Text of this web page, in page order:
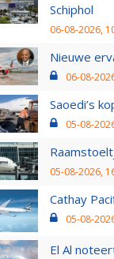
Schiphol
06-08-2026,
Nieuwe
06-08-
Saoedi’s
05-08-
05-08-2026,
Cathay
05-08-
El Al